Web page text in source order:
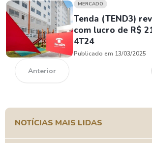
MERCADO
Tenda (TEND3)
com lucro de R$
4T24
Publicado em 13/03/2025
Anterior
NOTÍCIAS MAIS LIDAS